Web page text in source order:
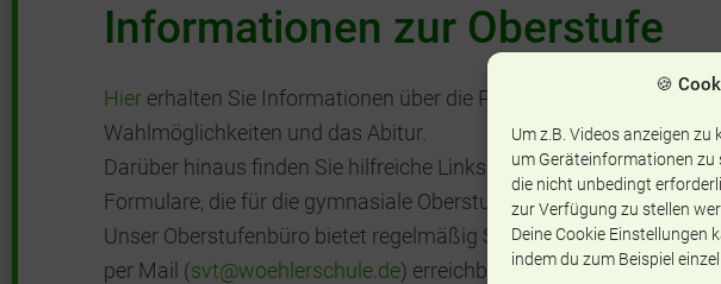
🍪
Um z.B. Videos anzeigen
um Geräteinformationen zu
die nicht unbedingt
zur Verfügung zu stellen
Deine Cookie Einstellungen
indem du zum Beispiel
Informationen zur Oberstufe
Hier erhalten Sie Informationen über die Phasen der Oberstufe, die
Wahlmöglichkeiten und das Abitur.
Darüber hinaus finden Sie hilfreiche Links, Informationsblätter und
Formulare, die für die gymnasiale Oberstufe interessant sind.
Unser Oberstufenbüro bietet regelmäßig Sprechstunden und ist
per Mail (svt@woehlerschule.de) erreichbar.